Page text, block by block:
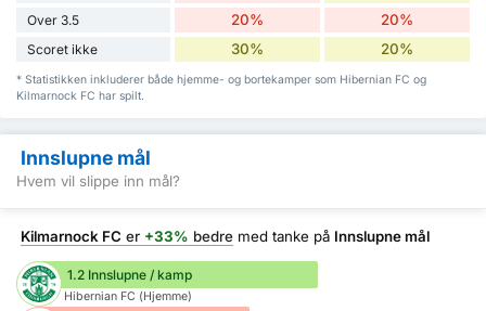
Over 3.5 20% 20%
Scoret ikke 30% 20%
* Statistikken inkluderer både hjemme- og bortekamper som Hibernian FC og
Kilmarnock FC har spilt.
Innslupne mål
Hvem vil slippe inn mål?
Kilmarnock FC er +33% bedre med tanke på Innslupne mål
1.2 Innslupne / kamp
Hibernian FC (Hjemme)